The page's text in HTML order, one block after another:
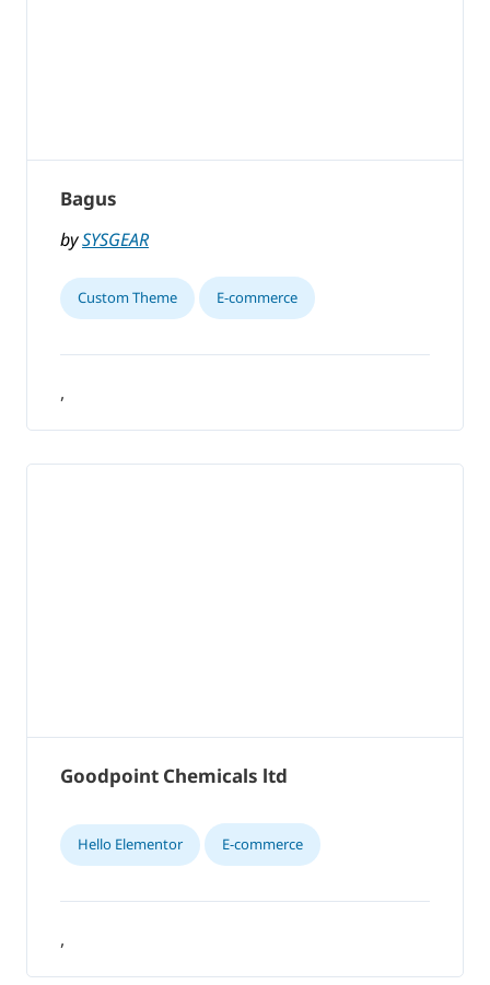
Bagus
bySYSGEAR
Custom Theme E-commerce
,
Goodpoint Chemicals ltd
Hello Elementor E-commerce
,